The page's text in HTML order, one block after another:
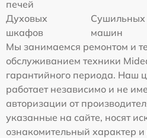
печей
Духовых
шкафов
Сушильных
машин
Мы занимаемся ремонтом и
обслуживанием техники
гарантийного периода. Наш
работает независимо и не
авторизации от
указанные на сайте, носят
ознакомительный характер